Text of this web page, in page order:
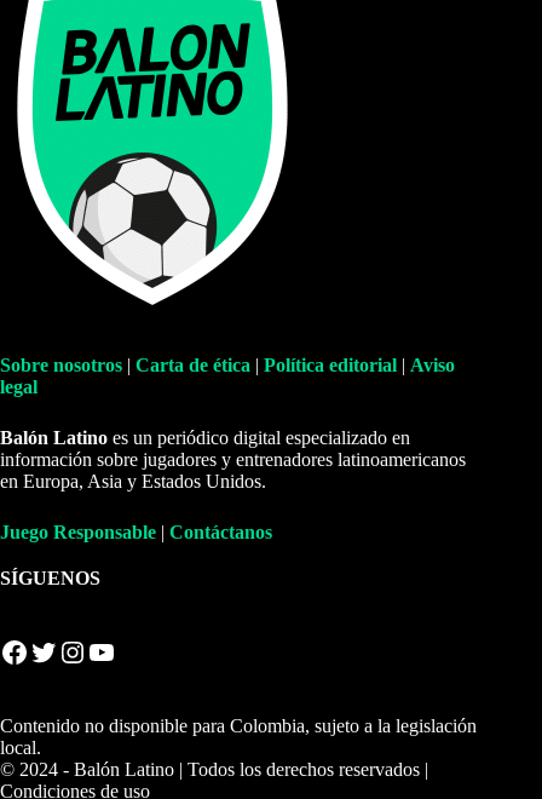
Sobre nosotros | Carta de ética | Política editorial | Aviso
legal
Balón Latino es un periódico digital especializado en
información sobre jugadores y entrenadores latinoamericanos
en Europa, Asia y Estados Unidos.
Juego Responsable | Contáctanos
SÍGUENOS
Facebook Twitter Instagram YouTube
Contenido no disponible para Colombia, sujeto a la legislación
local.
© 2024 - Balón Latino | Todos los derechos reservados |
Condiciones de uso